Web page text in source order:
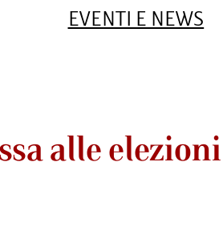
EVENTI E NEWS
alle